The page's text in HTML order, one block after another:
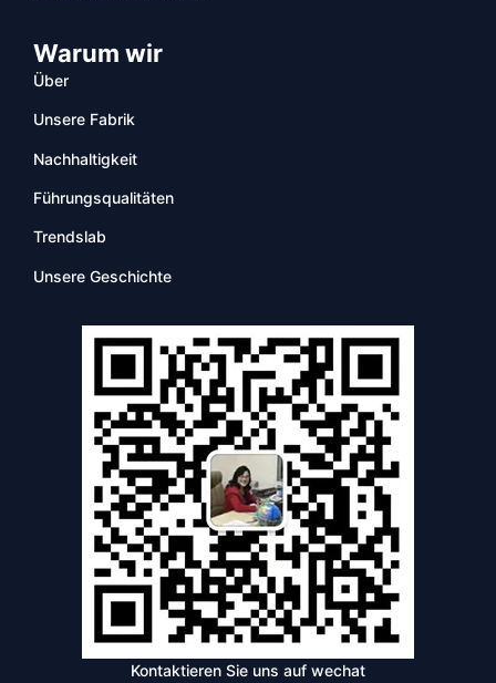
Warum wir
Über
Unsere Fabrik
Nachhaltigkeit
Führungsqualitäten
Trendslab
Unsere Geschichte
Kontaktieren Sie uns auf wechat